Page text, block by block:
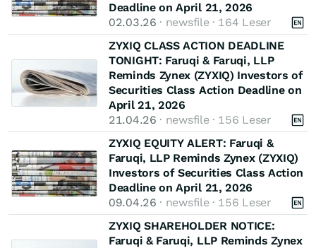
Deadline on April 21, 2026
02.03.26 · newsfile · 164 Leser
ZYXIQ CLASS ACTION DEADLINE
TONIGHT: Faruqi & Faruqi, LLP
Reminds Zynex (ZYXIQ) Investors of
Securities Class Action Deadline on
April 21, 2026
21.04.26 · newsfile · 156 Leser
ZYXIQ EQUITY ALERT: Faruqi &
Faruqi, LLP Reminds Zynex (ZYXIQ)
Investors of Securities Class Action
Deadline on April 21, 2026
09.04.26 · newsfile · 156 Leser
ZYXIQ SHAREHOLDER NOTICE:
Faruqi & Faruqi, LLP Reminds Zynex